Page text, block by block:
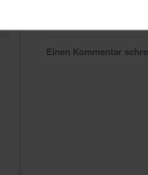
Einen Kommentar